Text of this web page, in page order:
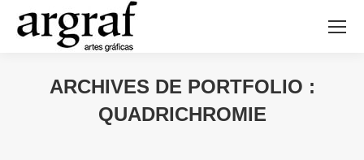
ARCHIVES DE PORTFOLIO :
QUADRICHROMIE